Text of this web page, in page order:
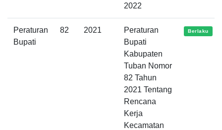
2022
Peraturan
Bupati
82 2021
Peraturan
Bupati
Kabupaten
Tuban Nomor
82 Tahun
2021 Tentang
Rencana
Kerja
Kecamatan
Berlaku